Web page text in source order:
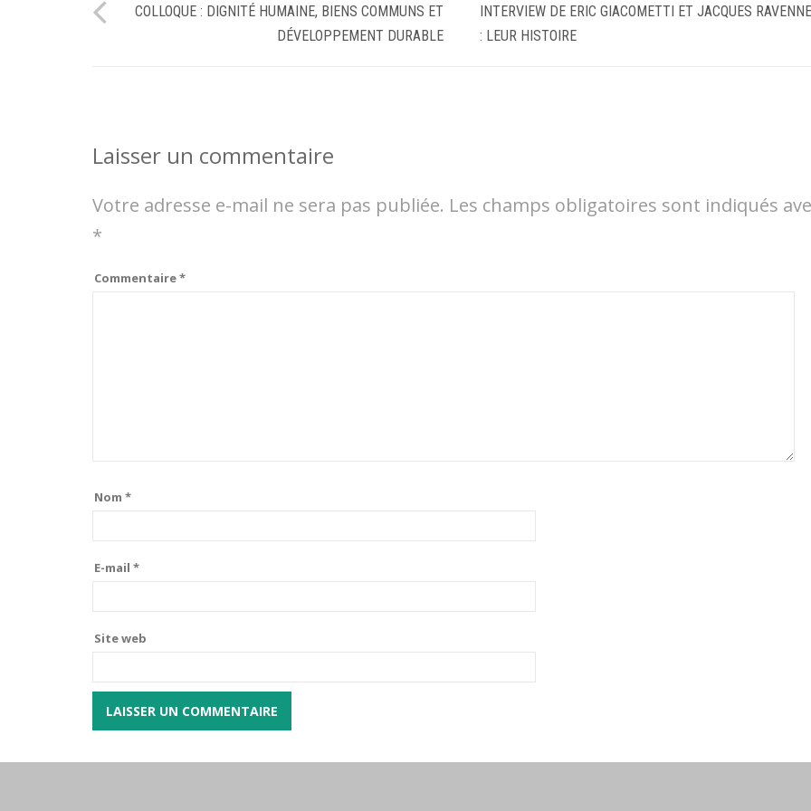
COLLOQUE : DIGNITÉ HUMAINE, BIENS COMMUNS ET
DÉVELOPPEMENT DURABLE
INTERVIEW DE ERIC GIACOMETTI ET JACQUES
: LEUR HISTOIRE
Laisser un commentaire
Votre adresse e-mail ne sera pas publiée. Les champs obligatoires sont indiqués
*
Commentaire*
Nom *
E-mail *
Site web